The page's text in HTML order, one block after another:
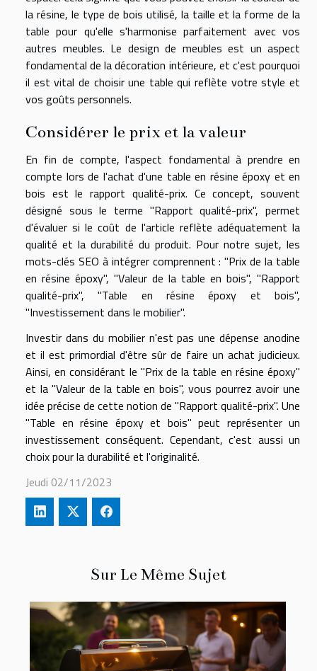
Sur Le Même Sujet
la résine, le type de bois utilisé, la taille et la forme de la
table pour qu'elle s'harmonise parfaitement avec vos
autres meubles. Le design de meubles est un aspect
fondamental de la décoration intérieure, et c'est pourquoi
il est vital de choisir une table qui reflète votre style et
vos goûts personnels.
Considérer le prix et la valeur
En fin de compte, l'aspect fondamental à prendre en
compte lors de l'achat d'une table en résine époxy et en
bois est le rapport qualité-prix. Ce concept, souvent
désigné sous le terme "Rapport qualité-prix", permet
d'évaluer si le coût de l'article reflète adéquatement la
qualité et la durabilité du produit. Pour notre sujet, les
mots-clés SEO à intégrer comprennent : "Prix de la table
en résine époxy", "Valeur de la table en bois", "Rapport
qualité-prix", "Table en résine époxy et bois",
"Investissement dans le mobilier".
Investir dans du mobilier n'est pas une dépense anodine
et il est primordial d'être sûr de faire un achat judicieux.
Ainsi, en considérant le "Prix de la table en résine époxy"
et la "Valeur de la table en bois", vous pourrez avoir une
idée précise de cette notion de "Rapport qualité-prix". Une
"Table en résine époxy et bois" peut représenter un
investissement conséquent. Cependant, c'est aussi un
choix pour la durabilité et l'originalité.
Jeudi 02/11/2023